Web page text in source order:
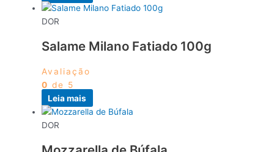
DOR
Salame Milano Fatiado 100g
Avaliação
0 de 5
Leia mais
DOR